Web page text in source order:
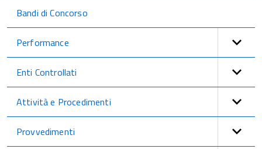
Bandi di Concorso
Performance
Enti Controllati
Attività e Procedimenti
Provvedimenti